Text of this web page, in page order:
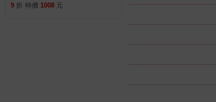
書】
9 折 特價 1008 元